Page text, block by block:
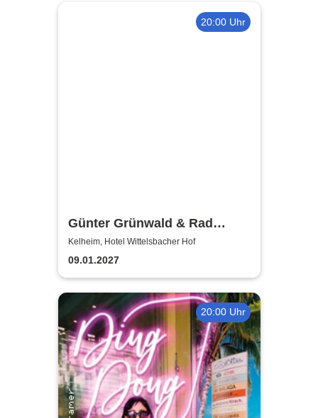
20:00 Uhr
Günter Grünwald & Rad
Gumbo
Kelheim, Hotel Wittelsbacher Hof
09.01.2027
20:00 Uhr